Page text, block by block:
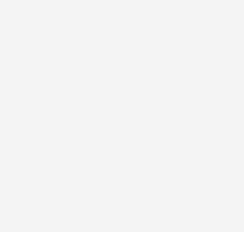
tagli, perfetto per i tuoi regali